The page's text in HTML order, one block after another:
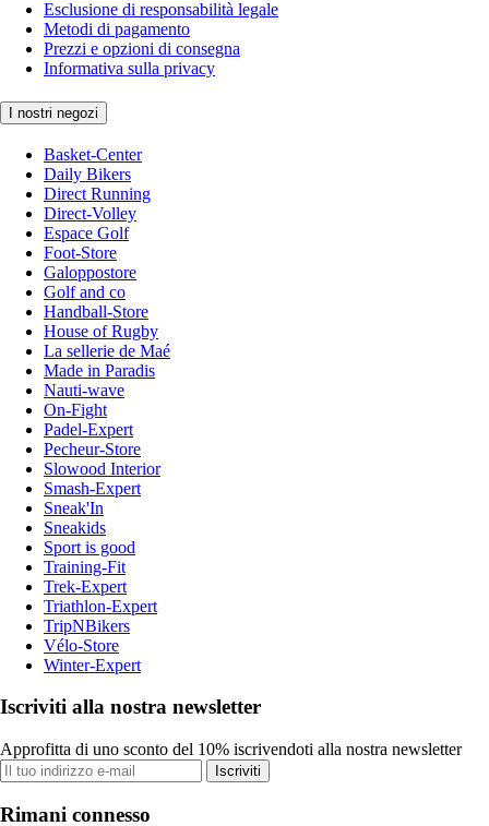
Esclusione di responsabilità legale
Metodi di pagamento
Prezzi e opzioni di consegna
Informativa sulla privacy
I nostri negozi
Basket-Center
Daily Bikers
Direct Running
Direct-Volley
Espace Golf
Foot-Store
Galoppostore
Golf and co
Handball-Store
House of Rugby
La sellerie de Maé
Made in Paradis
Nauti-wave
On-Fight
Padel-Expert
Pecheur-Store
Slowood Interior
Smash-Expert
Sneak'In
Sneakids
Sport is good
Training-Fit
Trek-Expert
Triathlon-Expert
TripNBikers
Vélo-Store
Winter-Expert
Iscriviti alla nostra newsletter
Approfitta di uno sconto del 10% iscrivendoti alla nostra newsletter
Iscriviti
Rimani connesso